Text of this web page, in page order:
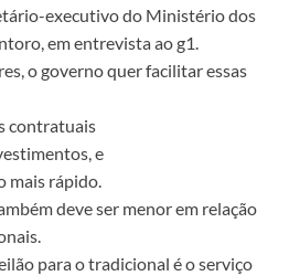
executivo do Ministério dos
em entrevista ao g1.
o governo quer facilitar essas
contratuais
e
mais rápido.
deve ser menor em relação
para o tradicional é o serviço